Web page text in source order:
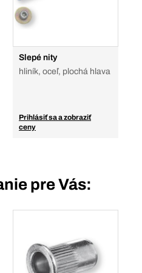
Slepé nity
hliník, oceľ, plochá hlava
Prihlásiť sa a zobraziť
ceny
pre Vás: